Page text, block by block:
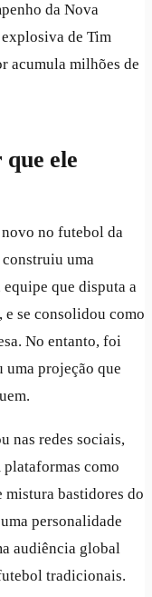
da Nova
de Tim
acumula milhões de
ele
novo no futebol da
uma
equipe que disputa a
se consolidou como
No entanto, foi
uma projeção que
nas redes sociais,
como
mistura bastidores do
personalidade
audiência global
tradicionais.